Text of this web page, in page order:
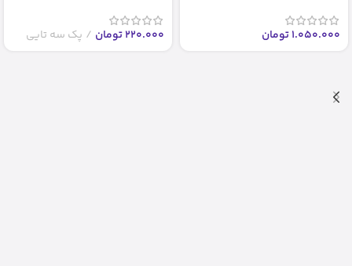
1.050.000تومان 220.000تومان پک سه تایی